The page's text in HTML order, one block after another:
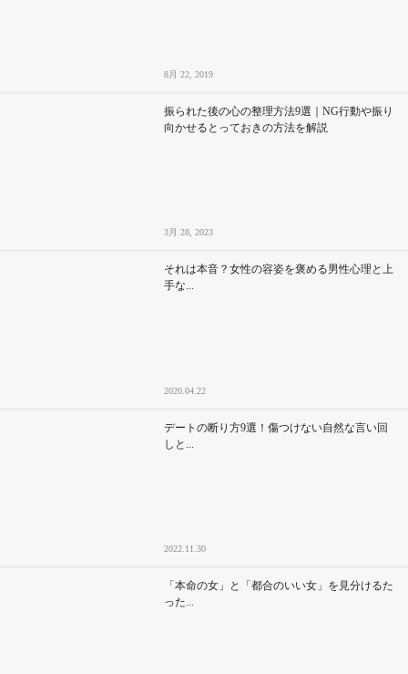
8月 22, 2019
振られた後の心の整理方法9選｜NG行動や振り
向かせるとっておきの方法を解説
3月 28, 2023
それは本音？女性の容姿を褒める男性心理と上
手な...
2020.04.22
デートの断り方9選！傷つけない自然な言い回
しと...
2022.11.30
「本命の女」と「都合のいい女」を見分けるた
った...